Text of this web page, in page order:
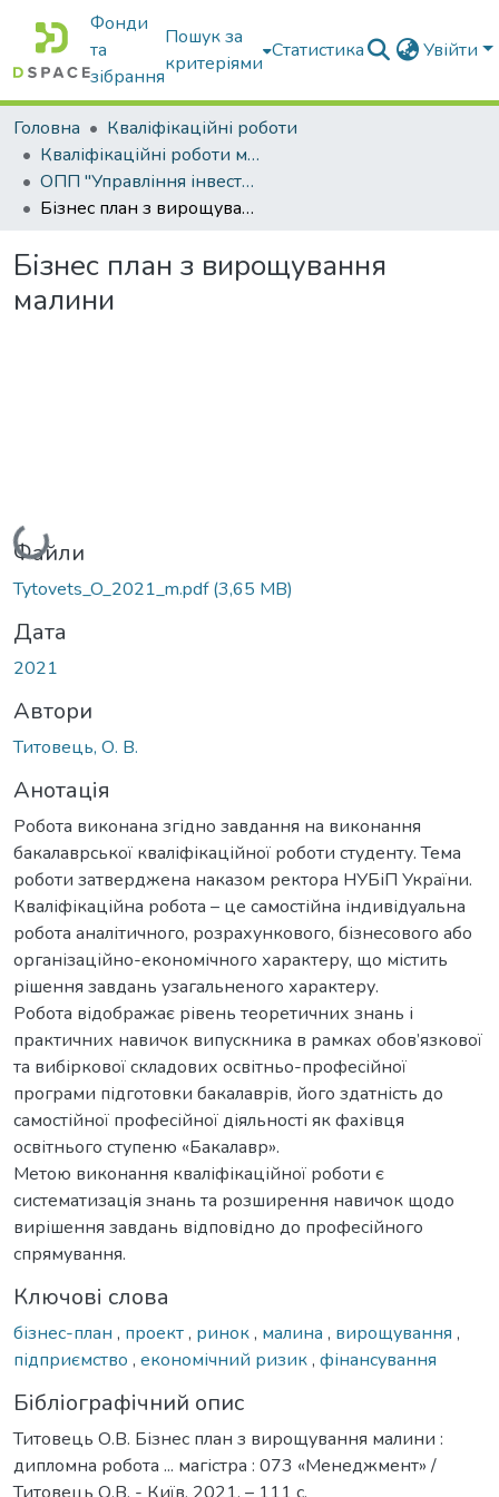
Фонди
та
зібрання
Пошук за
критеріями
Статистика Увійти
Головна
Кваліфікаційні роботи
Кваліфікаційні роботи магістрів
ОПП "Управління інвестиційною діяльністю та міжнародними проектами"
Бізнес план з вирощування малини
Бізнес план з вирощування
малини
Вантажиться...
Файли
Tytovets_O_2021_m.pdf(3,65 MB)
Дата
2021
Автори
Титовець, О. В.
Анотація
Робота виконана згідно завдання на виконання
бакалаврської кваліфікаційної роботи студенту. Тема
роботи затверджена наказом ректора НУБіП України.
Кваліфікаційна робота – це самостійна індивідуальна
робота аналітичного, розрахункового, бізнесового або
організаційно-економічного характеру, що містить
рішення завдань узагальненого характеру.
Робота відображає рівень теоретичних знань і
практичних навичок випускника в рамках обов’язкової
та вибіркової складових освітньо-професійної
програми підготовки бакалаврів, його здатність до
самостійної професійної діяльності як фахівця
освітнього ступеню «Бакалавр».
Метою виконання кваліфікаційної роботи є
систематизація знань та розширення навичок щодо
вирішення завдань відповідно до професійного
спрямування.
Ключові слова
бізнес-план , проект, ринок, малина , вирощування ,
підприємство , економічний ризик, фінансування
Бібліографічний опис
Титовець О.В. Бізнес план з вирощування малини :
дипломна робота ... магістра : 073 «Менеджмент» /